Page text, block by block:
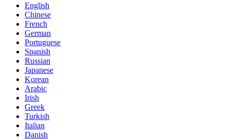
English
Chinese
French
German
Portuguese
Spanish
Russian
Japanese
Korean
Arabic
Irish
Greek
Turkish
Italian
Danish